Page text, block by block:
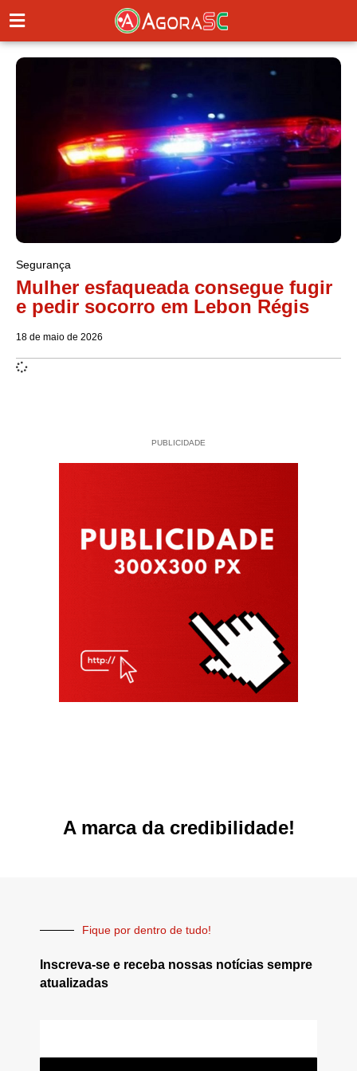
Segurança
Mulher esfaqueada consegue fugir
e pedir socorro em Lebon Régis
18 de maio de 2026
PUBLICIDADE
A marca da credibilidade!
Fique por dentro de tudo!
Inscreva-se e receba nossas notícias sempre
atualizadas